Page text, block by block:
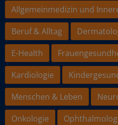
Allgemeinmedizin und
Beruf & Alltag
E-Health
Kardiologie
Menschen & Leben
Onkologie